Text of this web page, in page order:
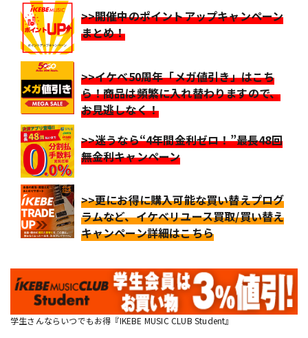
>>開催中のポイントアップキャンペーン
まとめ！
>>イケベ50周年「メガ値引き」はこち
ら！商品は頻繁に入れ替わりますので、
お見逃しなく！
>>迷うなら“4年間金利ゼロ！”最長48回
無金利キャンペーン
>>更にお得に購入可能な買い替えプログ
ラムなど、イケベリユース買取/買い替え
キャンペーン詳細はこちら
学生さんならいつでもお得『IKEBE MUSIC CLUB Student』